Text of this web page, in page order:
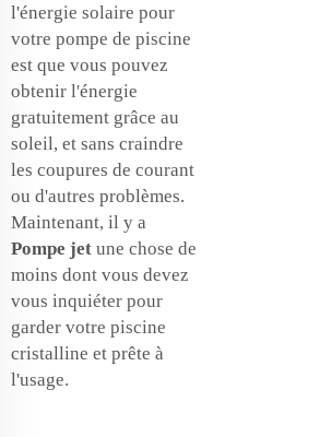
l'énergie solaire pour
votre pompe de piscine
est que vous pouvez
obtenir l'énergie
gratuitement grâce au
soleil, et sans craindre
les coupures de courant
ou d'autres problèmes.
Maintenant, il y a
Pompe jet une chose de
moins dont vous devez
vous inquiéter pour
garder votre piscine
cristalline et prête à
l'usage.